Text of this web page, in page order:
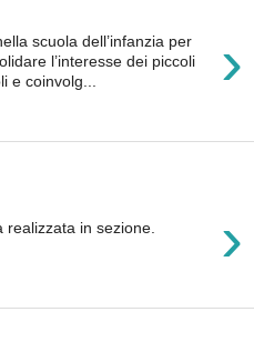
›
scuola dell’infanzia per
l’interesse dei piccoli
e coinvolg...
›
in sezione.